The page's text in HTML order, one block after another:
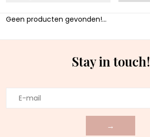
Geen producten gevonden!...
Stay in touch!
→